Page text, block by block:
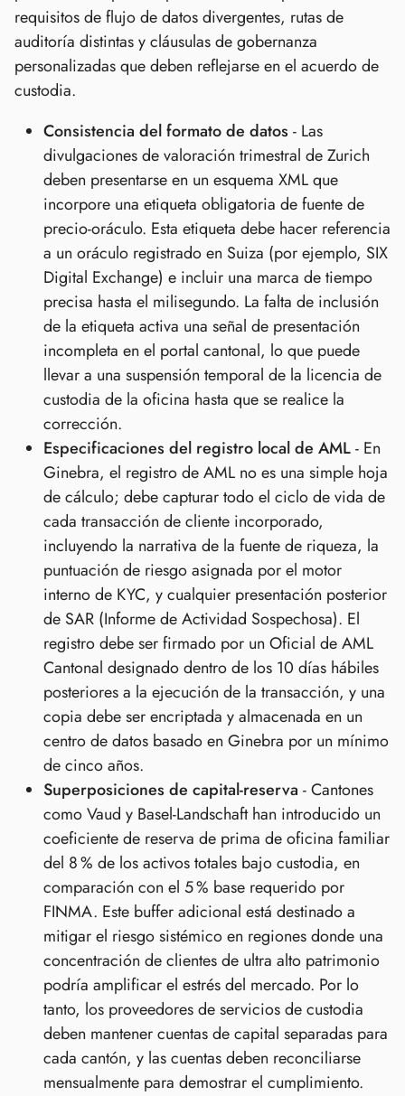
requisitos de flujo de datos divergentes, rutas de
auditoría distintas y cláusulas de gobernanza
personalizadas que deben reflejarse en el acuerdo de
custodia.
Consistencia del formato de datos - Las
divulgaciones de valoración trimestral de Zurich
deben presentarse en un esquema XML que
incorpore una etiqueta obligatoria de fuente de
precio-oráculo. Esta etiqueta debe hacer referencia
a un oráculo registrado en Suiza (por ejemplo, SIX
Digital Exchange) e incluir una marca de tiempo
precisa hasta el milisegundo. La falta de inclusión
de la etiqueta activa una señal de presentación
incompleta en el portal cantonal, lo que puede
llevar a una suspensión temporal de la licencia de
custodia de la oficina hasta que se realice la
corrección.
Especificaciones del registro local de AML- En
Ginebra, el registro de AML no es una simple hoja
de cálculo; debe capturar todo el ciclo de vida de
cada transacción de cliente incorporado,
incluyendo la narrativa de la fuente de riqueza, la
puntuación de riesgo asignada por el motor
interno de KYC, y cualquier presentación posterior
de SAR (Informe de Actividad Sospechosa). El
registro debe ser firmado por un Oficial de AML
Cantonal designado dentro de los 10 días hábiles
posteriores a la ejecución de la transacción, y una
copia debe ser encriptada y almacenada en un
centro de datos basado en Ginebra por un mínimo
de cinco años.
Superposiciones de capital-reserva - Cantones
como Vaud y Basel-Landschaft han introducido un
coeficiente de reserva de prima de oficina familiar
del 8 % de los activos totales bajo custodia, en
comparación con el 5 % base requerido por
FINMA. Este buffer adicional está destinado a
mitigar el riesgo sistémico en regiones donde una
concentración de clientes de ultra alto patrimonio
podría amplificar el estrés del mercado. Por lo
tanto, los proveedores de servicios de custodia
deben mantener cuentas de capital separadas para
cada cantón, y las cuentas deben reconciliarse
mensualmente para demostrar el cumplimiento.